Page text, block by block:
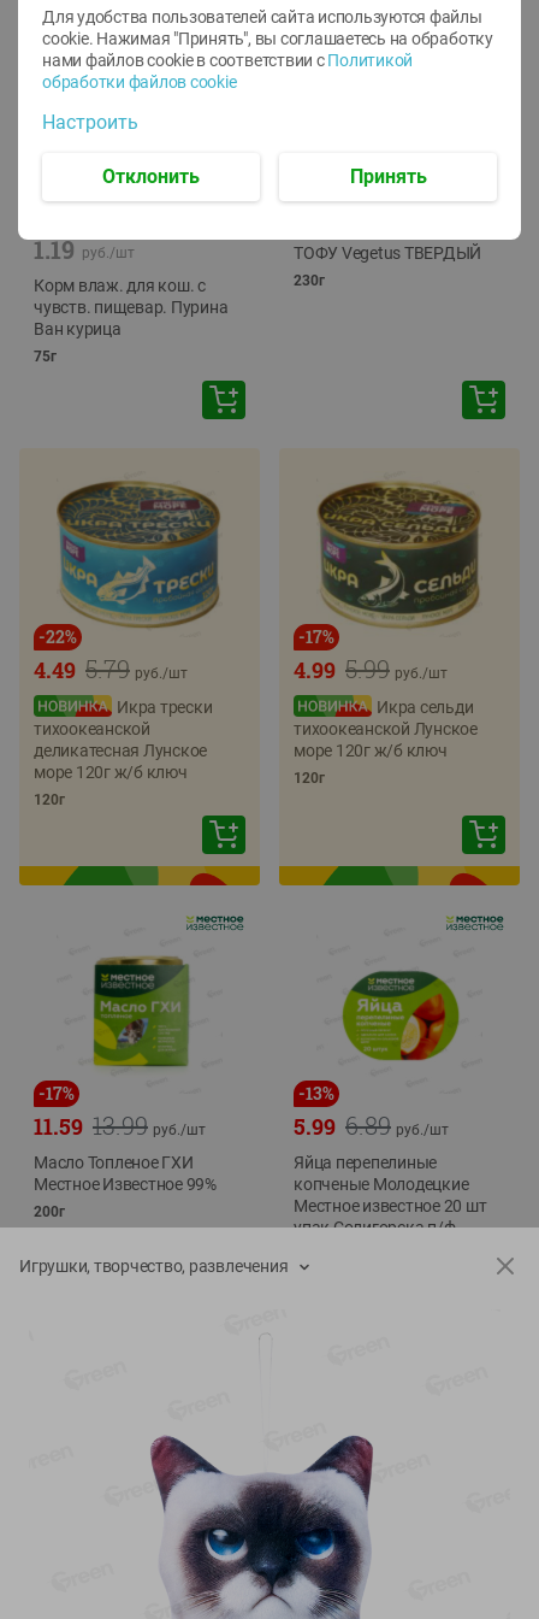
1.19 руб./шт
Корм влаж. для кош. с
чувств. пищевар. Пурина
Ван курица
75г
ТОФУ Vegetus ТВЕРДЫЙ
230г
-22%
5.79
4.49 руб./шт
Икра трески
тихоокеанской
деликатесная Лунское
море 120г ж/б ключ
120г
-17%
5.99
4.99 руб./шт
Икра сельди
тихоокеанской Лунское
море 120г ж/б ключ
120г
-17%
13.99
11.59 руб./шт
Масло Топленое ГХИ
Местное Известное 99%
200г
-13%
6.89
5.99 руб./шт
Яйца перепелиные
копченые Молодецкие
Местное известное 20 шт
упак Солигорска п/ф
Специально для вас
Игрушки, творчество, развлечения
Для удобства пользователей сайта используются файлы
cookie. Нажимая "Принять", вы соглашаетесь на обработку
нами файлов cookie в соответствии с Политикой
обработки файлов cookie
Настроить
Отклонить Принять